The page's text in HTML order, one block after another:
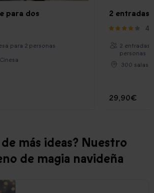
para dos
para 2 personas
2 entradas
40
2 entradas
personas
300 salas
29,90€
más ideas? Nuestro
de magia navideña